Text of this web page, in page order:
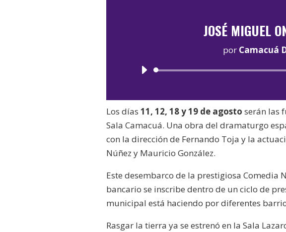
JOSÉ MIGUEL
por Camacuá
Los días11, 12, 18 y 19 de agosto serán las
Sala Camacuá. Una obra del dramaturgo
con la dirección de Fernando Toja y la
Núñez y Mauricio González.
Este desembarco de la prestigiosa Comedia
bancario se inscribe dentro de un ciclo de
municipal está haciendo por diferentes
Rasgar la tierra ya se estrenó en la Sala